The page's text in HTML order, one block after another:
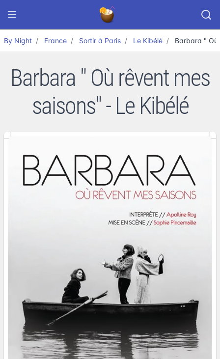
By Night France Sortir à Paris Le Kibélé Barbara " Où
Barbara " Où rêvent mes
saisons" - Le Kibélé